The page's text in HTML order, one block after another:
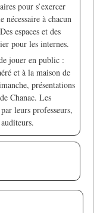
pour s’exercer
nécessaire à chacun
espaces et des
pour les internes.
jouer en public :
et à la maison de
présentations
Chanac. Les
leurs professeurs,